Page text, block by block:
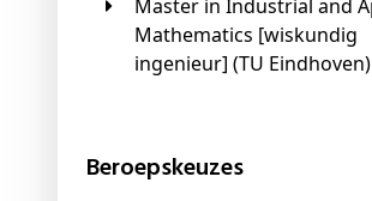
Master in Industrial and Applied
Mathematics [wiskundig
ingenieur] (TU Eindhoven)
Beroepskeuzes